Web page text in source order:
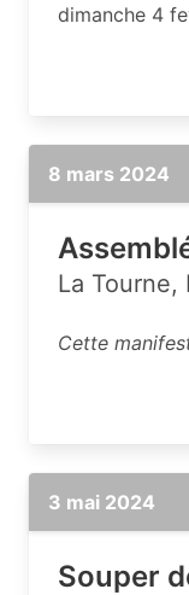
dimanche 4
8 mars 2024
La
Cette
3 mai 2024
Souper